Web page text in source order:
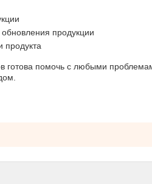
продукции
продукта
готова помочь с любыми